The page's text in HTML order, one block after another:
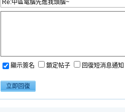
顯示簽名 鎖定帖子 回復短消息通知